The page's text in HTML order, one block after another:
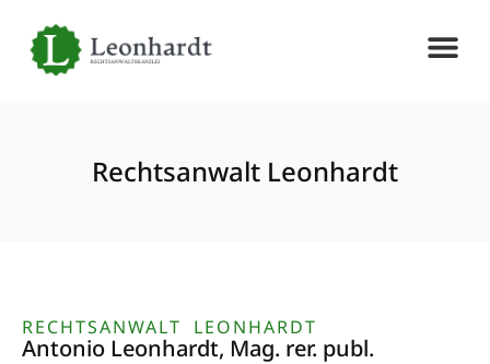
Rechtsanwalt Leonhardt
RECHTSANWALT LEONHARDT
Antonio Leonhardt, Mag. rer. publ.